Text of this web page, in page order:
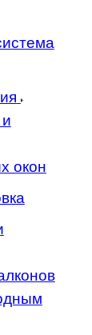
окон